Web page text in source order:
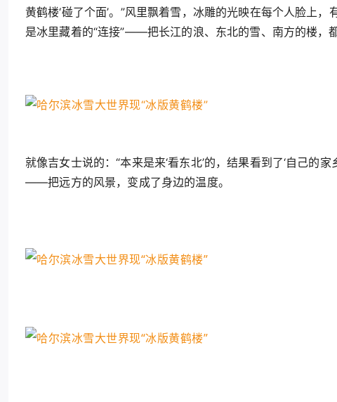
黄鹤楼‘碰了个面’。”风里飘着雪，冰雕的光映在每个人脸上
是冰里藏着的“连接”——把长江的浪、东北的雪、南方的楼，
就像吉女士说的：“本来是来‘看东北’的，结果看到了‘自己的
——把远方的风景，变成了身边的温度。